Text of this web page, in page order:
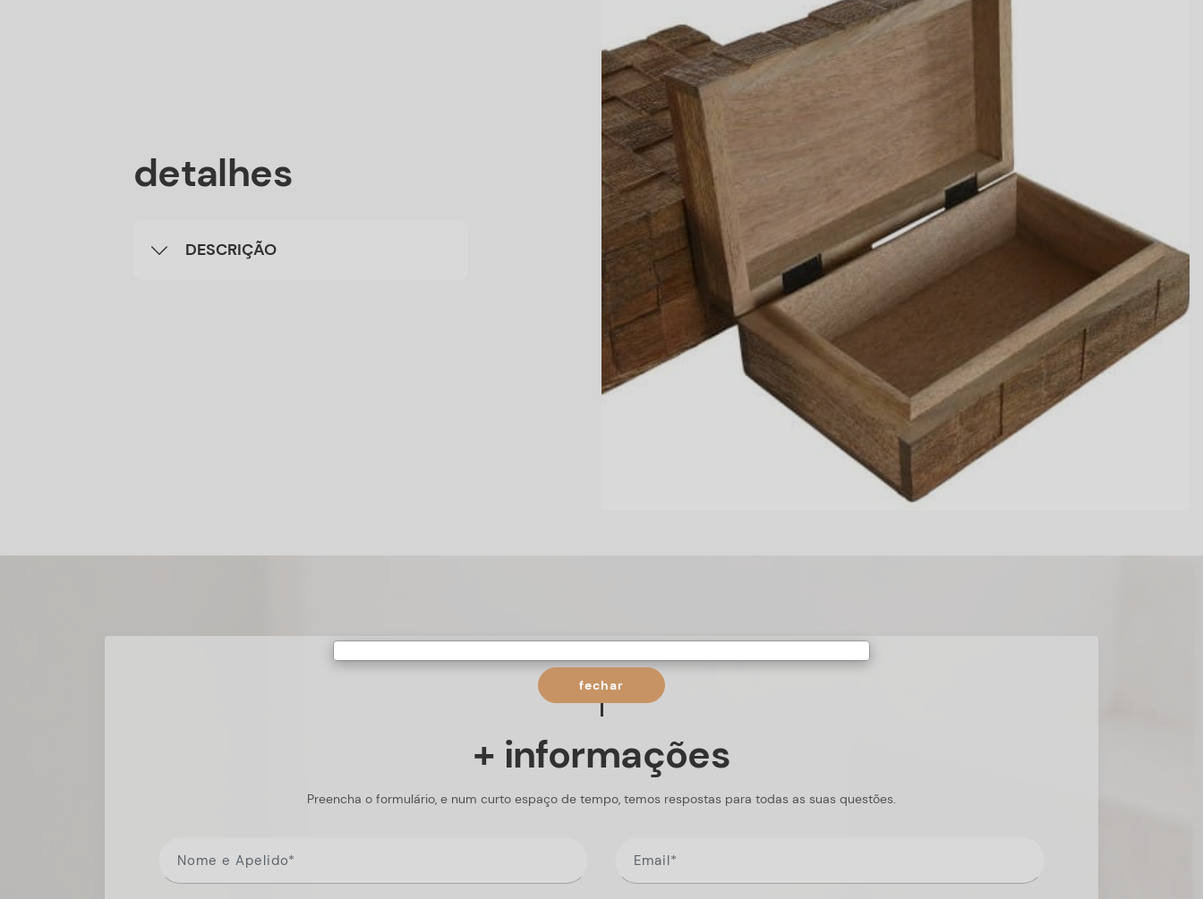
detalhes
DESCRIÇÃO
+ informações
Preencha o formulário, e num curto espaço de tempo, temos respostas para todas as suas questões.
fechar